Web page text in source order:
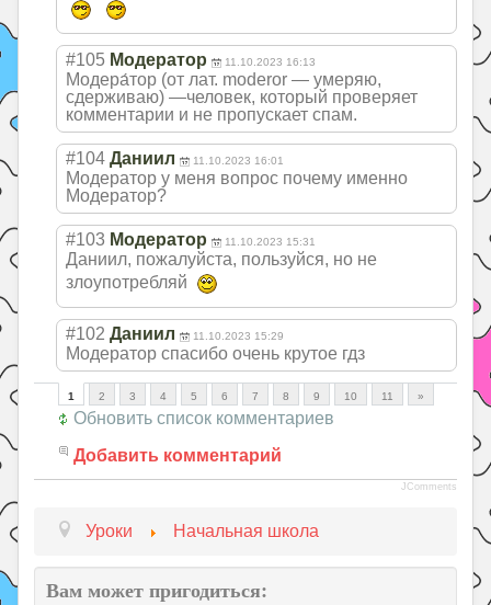
#105 Модератор 11.10.2023 16:13
Модера́тор (от лат. moderor — умеряю,
сдерживаю) —человек, который проверяет
комментарии и не пропускает спам.
#104 Даниил 11.10.2023 16:01
Модератор у меня вопрос почему именно
Модератор?
#103 Модератор 11.10.2023 15:31
Даниил, пожалуйста, пользуйся, но не
злоупотребляй
#102 Даниил 11.10.2023 15:29
Модератор спасибо очень крутое гдз
1 2 3 4 5 6 7 8 9 10 11 »
Обновить список комментариев
Добавить комментарий
JComments
Уроки Начальная школа
Вам может пригодиться: